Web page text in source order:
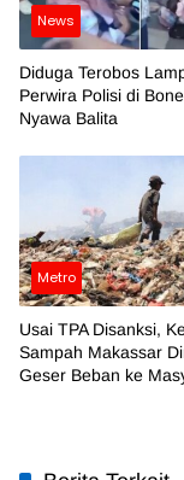
News
Diduga Terobos
Perwira Polisi di
Nyawa Balita
Metro
Usai TPA Disanksi,
Sampah Makassar
Geser Beban ke